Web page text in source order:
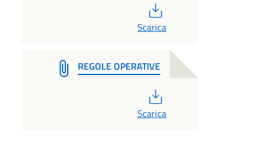
Scarica
REGOLE OPERATIVE
Scarica